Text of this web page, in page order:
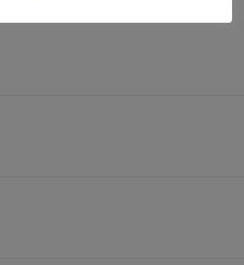
oder öffentlichen